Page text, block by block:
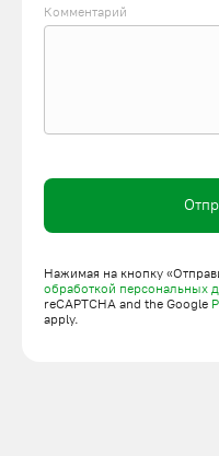
Комментарий
Нажимая на кнопку
обработкой персональных
reCAPTCHA and the Google
apply.